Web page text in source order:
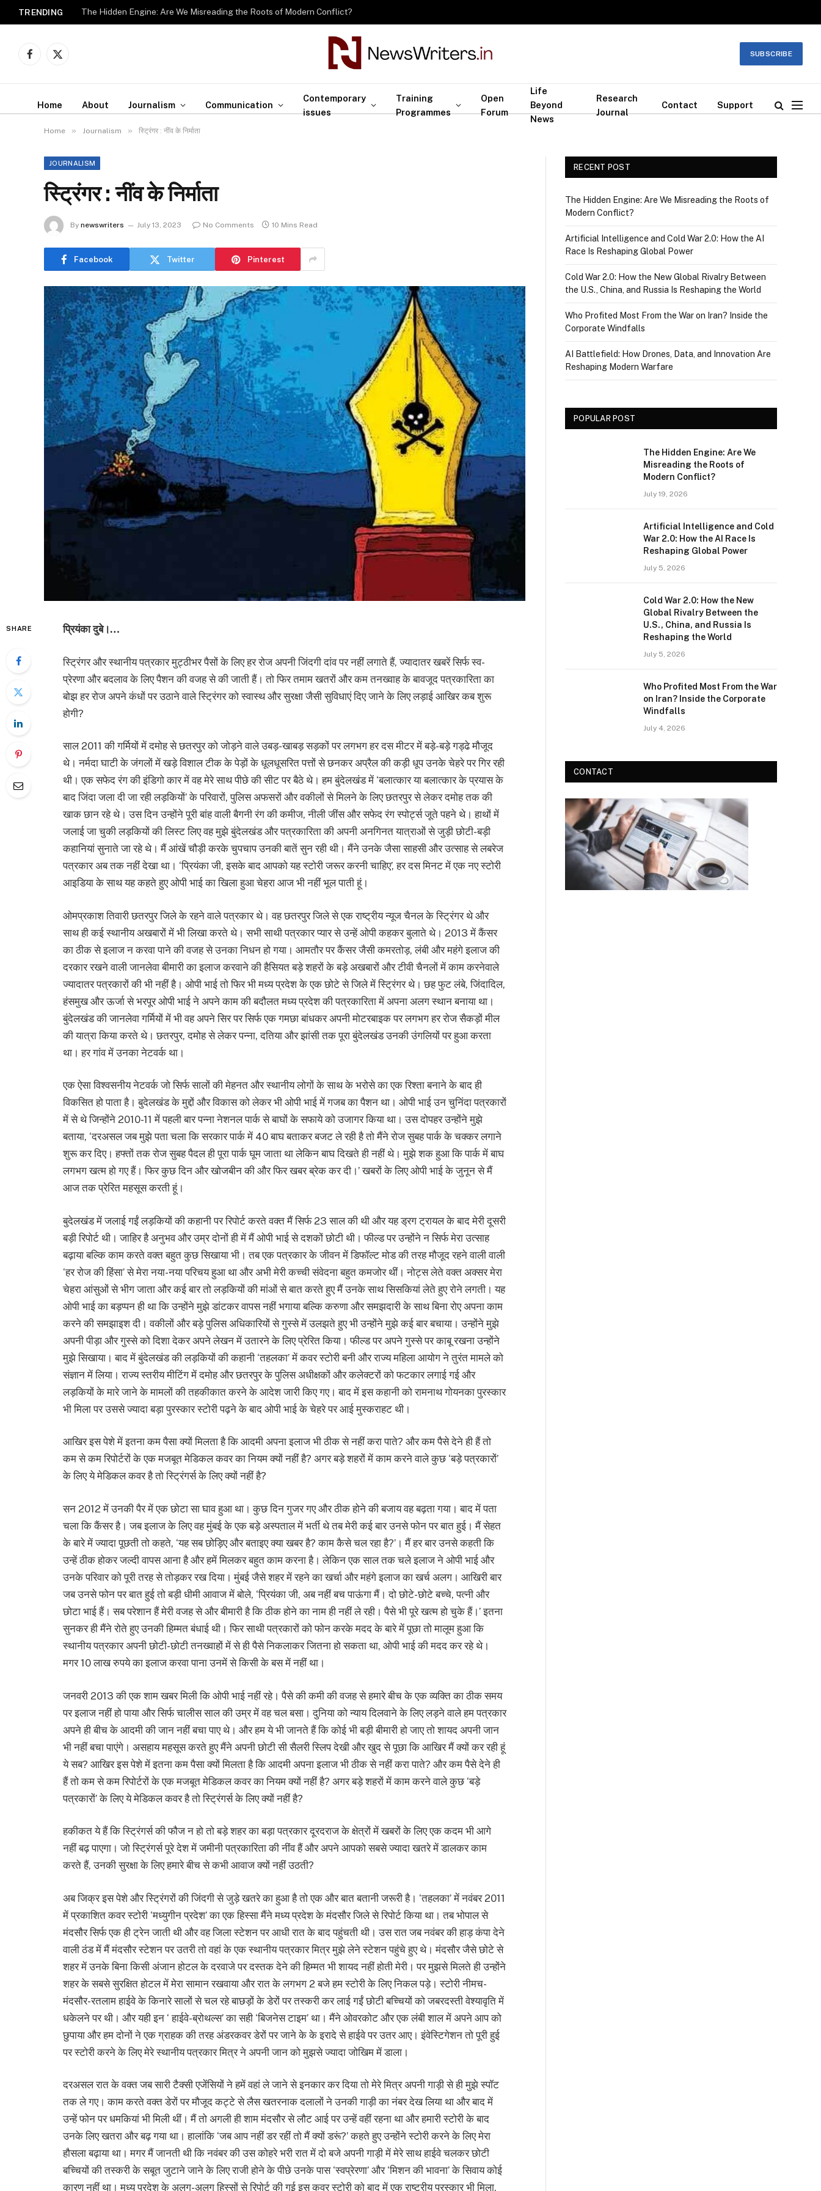
TRENDING The Hidden Engine: Are We Misreading the Roots of Modern Conflict?
Facebook
X
SUBSCRIBE
Home About Journalism Communication
Contemporary
issues
Training
Programmes
Open
Forum
Life
Beyond
News
Research
Journal
Contact Support
Home » Journalism » स्ट्रिंगर : नींव के निर्माता
JOURNALISM
स्ट्रिंगर : नींव के निर्माता
By newswriters July 13, 2023 No Comments 10 Mins Read
Facebook Twitter Pinterest
SHARE प्रियंका दुबे।…
स्ट्रिंगर और स्थानीय पत्रकार मुट्ठीभर पैसों के लिए हर रोज अपनी जिंदगी दांव पर नहीं लगाते हैं, ज्यादातर खबरें सिर्फ स्व-
प्रेरणा और बदलाव के लिए पैशन की वजह से की जाती हैं। तो फिर तमाम खतरों और कम तनख्वाह के बावजूद पत्रकारिता का
बोझ हर रोज अपने कंधों पर उठाने वाले स्ट्रिंगर को स्वास्थ और सुरक्षा जैसी सुविधाएं दिए जाने के लिए लड़ाई आखिर कब शुरू
होगी?
साल 2011 की गर्मियों में दमोह से छतरपुर को जोड़ने वाले उबड़-खाबड़ सड़कों पर लगभग हर दस मीटर में बड़े-बड़े गड्ढे मौजूद
थे। नर्मदा घाटी के जंगलों में खड़े विशाल टीक के पेड़ों के धूलधूसरित पत्तों से छनकर अप्रैल की कड़ी धूप उनके चेहरे पर गिर रही
थी। एक सफेद रंग की इंडिगो कार में वह मेरे साथ पीछे की सीट पर बैठे थे। हम बुंदेलखंड में ‘बलात्कार या बलात्कार के प्रयास के
बाद जिंदा जला दी जा रही लड़कियों’ के परिवारों, पुलिस अफसरों और वकीलों से मिलने के लिए छतरपुर से लेकर दमोह तक की
खाक छान रहे थे। उस दिन उन्होंने पूरी बांह वाली बैगनी रंग की कमीज, नीली जींस और सफेद रंग स्पोर्ट्स जूते पहने थे। हाथों में
जलाई जा चुकी लड़कियों की लिस्ट लिए वह मुझे बुंदेलखंड और पत्रकारिता की अपनी अनगिनत यात्राओं से जुड़ी छोटी-बड़ी
कहानियां सुनाते जा रहे थे। मैं आंखें चौड़ी करके चुपचाप उनकी बातें सुन रही थी। मैंने उनके जैसा साहसी और उत्साह से लबरेज
पत्रकार अब तक नहीं देखा था। ‘प्रियंका जी, इसके बाद आपको यह स्टोरी जरूर करनी चाहिए’, हर दस मिनट में एक नए स्टोरी
आइडिया के साथ यह कहते हुए ओपी भाई का खिला हुआ चेहरा आज भी नहीं भूल पाती हूं।
ओमप्रकाश तिवारी छतरपुर जिले के रहने वाले पत्रकार थे। वह छतरपुर जिले से एक राष्ट्रीय न्यूज चैनल के स्ट्रिंगर थे और
साथ ही कई स्थानीय अखबारों में भी लिखा करते थे। सभी साथी पत्रकार प्यार से उन्हें ओपी कहकर बुलाते थे। 2013 में कैंसर
का ठीक से इलाज न करवा पाने की वजह से उनका निधन हो गया। आमतौर पर कैंसर जैसी कमरतोड़, लंबी और महंगे इलाज की
दरकार रखने वाली जानलेवा बीमारी का इलाज करवाने की हैसियत बड़े शहरों के बड़े अखबारों और टीवी चैनलों में काम करनेवाले
ज्यादातर पत्रकारों की भी नहीं है। ओपी भाई तो फिर भी मध्य प्रदेश के एक छोटे से जिले में स्ट्रिंगर थे। छह फुट लंबे, जिंदादिल,
हंसमुख और ऊर्जा से भरपूर ओपी भाई ने अपने काम की बदौलत मध्य प्रदेश की पत्रकारिता में अपना अलग स्थान बनाया था।
बुंदेलखंड की जानलेवा गर्मियों में भी वह अपने सिर पर सिर्फ एक गमछा बांधकर अपनी मोटरबाइक पर लगभग हर रोज सैकड़ों मील
की यात्रा किया करते थे। छतरपुर, दमोह से लेकर पन्ना, दतिया और झांसी तक पूरा बुंदेलखंड उनकी उंगलियों पर हुआ करता
था। हर गांव में उनका नेटवर्क था।
एक ऐसा विश्वसनीय नेटवर्क जो सिर्फ सालों की मेहनत और स्थानीय लोगों के साथ के भरोसे का एक रिश्ता बनाने के बाद ही
विकसित हो पाता है। बुदेलखंड के मुद्दों और विकास को लेकर भी ओपी भाई में गजब का पैशन था। ओपी भाई उन चुनिंदा पत्रकारों
में से थे जिन्होंने 2010-11 में पहली बार पन्ना नेशनल पार्क से बाघों के सफाये को उजागर किया था। उस दोपहर उन्होंने मुझे
बताया, ‘दरअसल जब मुझे पता चला कि सरकार पार्क में 40 बाघ बताकर बजट ले रही है तो मैंने रोज सुबह पार्क के चक्कर लगाने
शुरू कर दिए। हफ्तों तक रोज सुबह पैदल ही पूरा पार्क घूम जाता था लेकिन बाघ दिखते ही नहीं थे। मुझे शक हुआ कि पार्क में बाघ
लगभग खत्म हो गए हैं। फिर कुछ दिन और खोजबीन की और फिर खबर ब्रेक कर दी।’ खबरों के लिए ओपी भाई के जुनून से मैं
आज तक प्रेरित महसूस करती हूं।
बुदेलखंड में जलाई गईं लड़कियों की कहानी पर रिपोर्ट करते वक्त मैं सिर्फ 23 साल की थी और यह ड्रग ट्रायल के बाद मेरी दूसरी
बड़ी रिपोर्ट थी। जाहिर है अनुभव और उम्र दोनों ही में मैं ओपी भाई से दशकों छोटी थी। फील्ड पर उन्होंने न सिर्फ मेरा उत्साह
बढ़ाया बल्कि काम करते वक्त बहुत कुछ सिखाया भी। तब एक पत्रकार के जीवन में डिफॉल्ट मोड की तरह मौजूद रहने वाली वाली
‘हर रोज की हिंसा’ से मेरा नया-नया परिचय हुआ था और अभी मेरी कच्ची संवेदना बहुत कमजोर थीं। नोट्स लेते वक्त अक्सर मेरा
चेहरा आंसुओं से भीग जाता और कई बार तो लड़कियों की मांओं से बात करते हुए मैं उनके साथ सिसकियां लेते हुए रोने लगती। यह
ओपी भाई का बड़प्पन ही था कि उन्होंने मुझे डांटकर वापस नहीं भगाया बल्कि करुणा और समझदारी के साथ बिना रोए अपना काम
करने की समझाइश दी। वकीलों और बड़े पुलिस अधिकारियों से गुस्से में उलझते हुए भी उन्होंने मुझे कई बार बचाया। उन्होंने मुझे
अपनी पीड़ा और गुस्से को दिशा देकर अपने लेखन में उतारने के लिए प्रेरित किया। फील्ड पर अपने गुस्से पर काबू रखना उन्होंने
मुझे सिखाया। बाद में बुंदेलखंड की लड़कियों की कहानी ‘तहलका’ में कवर स्टोरी बनी और राज्य महिला आयोग ने तुरंत मामले को
संज्ञान में लिया। राज्य स्तरीय मीटिंग में दमोह और छतरपुर के पुलिस अधीक्षकों और कलेक्टरों को फटकार लगाई गई और
लड़कियों के मारे जाने के मामलों की तहकीकात करने के आदेश जारी किए गए। बाद में इस कहानी को रामनाथ गोयनका पुरस्कार
भी मिला पर उससे ज्यादा बड़ा पुरस्कार स्टोरी पढ़ने के बाद ओपी भाई के चेहरे पर आई मुस्कराहट थी।
आखिर इस पेशे में इतना कम पैसा क्यों मिलता है कि आदमी अपना इलाज भी ठीक से नहीं करा पाते? और कम पैसे देने ही हैं तो
कम से कम रिपोर्टरों के एक मजबूत मेडिकल कवर का नियम क्यों नहीं है? अगर बड़े शहरों में काम करने वाले कुछ ‘बड़े पत्रकारों’
के लिए ये मेडिकल कवर है तो स्ट्रिंगर्स के लिए क्यों नहीं है?
सन 2012 में उनकी पैर में एक छोटा सा घाव हुआ था। कुछ दिन गुजर गए और ठीक होने की बजाय वह बढ़ता गया। बाद में पता
चला कि कैंसर है। जब इलाज के लिए वह मुंबई के एक बड़े अस्पताल में भर्ती थे तब मेरी कई बार उनसे फोन पर बात हुई। मैं सेहत
के बारे में ज्यादा पूछती तो कहते, ‘यह सब छोड़िए और बताइए क्या खबर है? काम कैसे चल रहा है?’। मैं हर बार उनसे कहती कि
उन्हें ठीक होकर जल्दी वापस आना है और हमें मिलकर बहुत काम करना है। लेकिन एक साल तक चले इलाज ने ओपी भाई और
उनके परिवार को पूरी तरह से तोड़कर रख दिया। मुंबई जैसे शहर में रहने का खर्चा और महंगे इलाज का खर्च अलग। आखिरी बार
जब उनसे फोन पर बात हुई तो बड़ी धीमी आवाज में बोले, ‘प्रियंका जी, अब नहीं बच पाऊंगा मैं। दो छोटे-छोटे बच्चे, पत्नी और
छोटा भाई हैं। सब परेशान हैं मेरी वजह से और बीमारी है कि ठीक होने का नाम ही नहीं ले रही। पैसे भी पूरे खत्म हो चुके हैं।’ इतना
सुनकर ही मैंने रोते हुए उनकी हिम्मत बंधाई थी। फिर साथी पत्रकारों को फोन करके मदद के बारे में पूछा तो मालूम हुआ कि
स्थानीय पत्रकार अपनी छोटी-छोटी तनख्वाहों में से ही पैसे निकलाकर जितना हो सकता था, ओपी भाई की मदद कर रहे थे।
मगर 10 लाख रुपये का इलाज करवा पाना उनमें से किसी के बस में नहीं था।
जनवरी 2013 की एक शाम खबर मिली कि ओपी भाई नहीं रहे। पैसे की कमी की वजह से हमारे बीच के एक व्यक्ति का ठीक समय
पर इलाज नहीं हो पाया और सिर्फ चालीस साल की उम्र में वह चल बसा। दुनिया को न्याय दिलवाने के लिए लड़ने वाले हम पत्रकार
अपने ही बीच के आदमी की जान नहीं बचा पाए थे। और हम ये भी जानते हैं कि कोई भी बड़ी बीमारी हो जाए तो शायद अपनी जान
भी नहीं बचा पाएंगे। असहाय महसूस करते हुए मैंने अपनी छोटी सी सैलरी स्लिप देखी और खुद से पूछा कि आखिर मैं क्यों कर रही हूं
ये सब? आखिर इस पेशे में इतना कम पैसा क्यों मिलता है कि आदमी अपना इलाज भी ठीक से नहीं करा पाते? और कम पैसे देने ही
हैं तो कम से कम रिपोर्टरों के एक मजबूत मेडिकल कवर का नियम क्यों नहीं है? अगर बड़े शहरों में काम करने वाले कुछ ‘बड़े
पत्रकारों’ के लिए ये मेडिकल कवर है तो स्ट्रिंगर्स के लिए क्यों नहीं है?
हकीकत ये हैं कि स्ट्रिंगर्स की फौज न हो तो बड़े शहर का बड़ा पत्रकार दूरदराज के क्षेत्रों में खबरों के लिए एक कदम भी आगे
नहीं बढ़ पाएगा। जो स्ट्रिंगर्स पूरे देश में जमीनी पत्रकारिता की नींव हैं और अपने आपको सबसे ज्यादा खतरे में डालकर काम
करते हैं, उनकी सुरक्षा के लिए हमारे बीच से कभी आवाज क्यों नहीं उठती?
अब जिक्र इस पेशे और स्ट्रिंगरों की जिंदगी से जुड़े खतरे का हुआ है तो एक और बात बतानी जरूरी है। ‘तहलका’ में नवंबर 2011
में प्रकाशित कवर स्टोरी ‘मध्युगीन प्रदेश’ का एक हिस्सा मैंने मध्य प्रदेश के मंदसौर जिले से रिपोर्ट किया था। तब भोपाल से
मंदसौर सिर्फ एक ही ट्रेन जाती थी और वह जिला स्टेशन पर आधी रात के बाद पहुंचती थी। उस रात जब नवंबर की हाड़ कंपा देने
वाली ठंड में मैं मंदसौर स्टेशन पर उतरी तो वहां के एक स्थानीय पत्रकार मित्र मुझे लेने स्टेशन पहुंचे हुए थे। मंदसौर जैसे छोटे से
शहर में उनके बिना किसी अंजान होटल के दरवाजे पर दस्तक देने की हिम्मत भी शायद नहीं होती मेरी। पर मुझसे मिलते ही उन्होंने
शहर के सबसे सुरक्षित होटल में मेरा सामान रखवाया और रात के लगभग 2 बजे हम स्टोरी के लिए निकल पड़े। स्टोरी नीमच-
मंदसौर-रतलाम हाईवे के किनारे सालों से चल रहे बाछड़ों के डेरों पर तस्करी कर लाई गईं छोटी बच्चियों को जबरदस्ती वेश्यावृति में
धकेलने पर थी। और यही इन ‘ हाईवे-ब्रोथल्स’ का सही ‘बिजनेस टाइम’ था। मैंने ओवरकोट और एक लंबी शाल में अपने आप को
छुपाया और हम दोनों ने एक ग्राहक की तरह अंडरकवर डेरों पर जाने के के इरादे से हाईवे पर उतर आए। इंवेस्टिगेशन तो पूरी हुई
पर स्टोरी करने के लिए मेरे स्थानीय पत्रकार मित्र ने अपनी जान को मुझसे ज्यादा जोखिम में डाला।
दरअसल रात के वक्त जब सारी टैक्सी एजेंसियों ने हमें वहां ले जाने से इनकार कर दिया तो मेरे मित्र अपनी गाड़ी से ही मुझे स्पॉट
तक ले गए। काम करते वक्त डेरों पर मौजूद कट्टे से लैस खतरनाक दलालों ने उनकी गाड़ी का नंबर देख लिया था और बाद में
उन्हें फोन पर धमकियां भी मिली थीं। मैं तो अगली ही शाम मंदसौर से लौट आई पर उन्हें वहीं रहना था और हमारी स्टोरी के बाद
उनके लिए खतरा और बढ़ गया था। हालांकि ‘जब आप नहीं डर रहीं तो मैं क्यों डरूं?’ कहते हुए उन्होंने स्टोरी करने के लिए मेरा
हौसला बढ़ाया था। मगर मैं जानती थी कि नवंबर की उस कोहरे भरी रात में दो बजे अपनी गाड़ी में मेरे साथ हाईवे चलकर छोटी
बच्चियों की तस्करी के सबूत जुटाने जाने के लिए राजी होने के पीछे उनके पास ‘स्वप्रेरणा’ और ‘मिशन की भावना’ के सिवाय कोई
कारण नहीं था। मध्य प्रदेश के अलग-अलग हिस्सों से रिपोर्ट की गई इस कवर स्टोरी को बाद में एक राष्ट्रीय पुरस्कार भी मिला,
RECENT POST
The Hidden Engine: Are We Misreading the Roots of
Modern Conflict?
Artificial Intelligence and Cold War 2.0: How the AI
Race Is Reshaping Global Power
Cold War 2.0: How the New Global Rivalry Between
the U.S., China, and Russia Is Reshaping the World
Who Profited Most From the War on Iran? Inside the
Corporate Windfalls
AI Battlefield: How Drones, Data, and Innovation Are
Reshaping Modern Warfare
POPULAR POST
The Hidden Engine: Are We
Misreading the Roots of
Modern Conflict?
July 19, 2026
Artificial Intelligence and Cold
War 2.0: How the AI Race Is
Reshaping Global Power
July 5, 2026
Cold War 2.0: How the New
Global Rivalry Between the
U.S., China, and Russia Is
Reshaping the World
July 5, 2026
Who Profited Most From the War
on Iran? Inside the Corporate
Windfalls
July 4, 2026
CONTACT